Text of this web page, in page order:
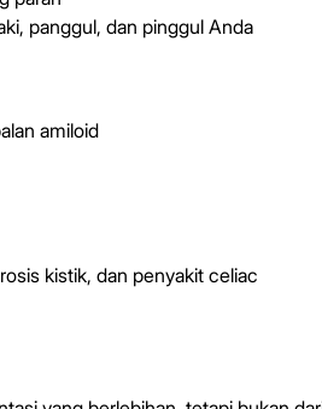
panggul, dan pinggul Anda
amiloid
kistik, dan penyakit celiac